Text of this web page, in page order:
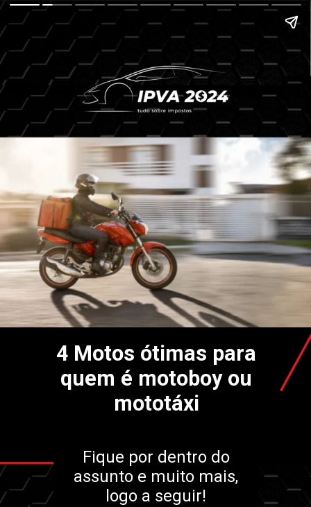
4 Motos ótimas para
quem é motoboy ou
mototáxi
Fique por dentro do
assunto e muito mais,
logo a seguir!